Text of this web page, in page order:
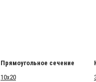
Прямоугольное сечение
10x20